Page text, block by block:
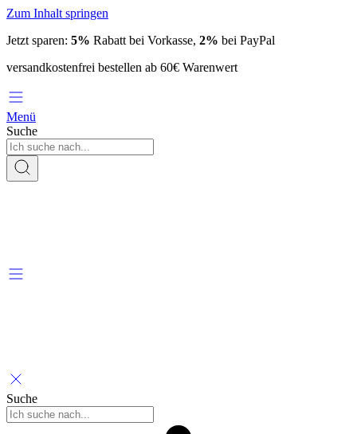
Zum Inhalt springen
Jetzt sparen: 5% Rabatt bei Vorkasse, 2% bei PayPal
versandkostenfrei bestellen ab 60€ Warenwert
Menü
Suche
Suche